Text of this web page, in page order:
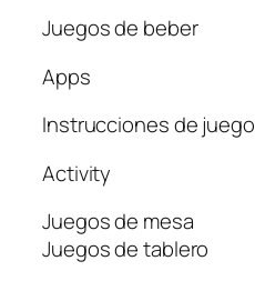
Juegos de beber
Apps
Instrucciones de juego
Activity
Juegos de mesa
Juegos de tablero